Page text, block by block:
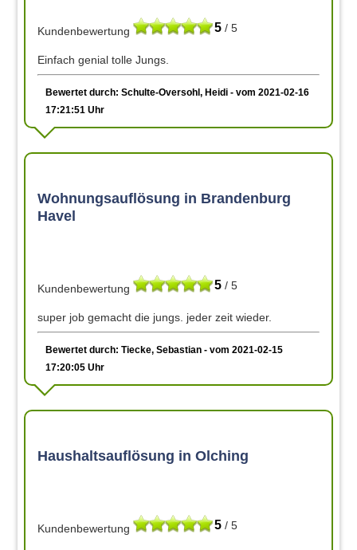
5 / 5
Kundenbewertung
Einfach genial tolle Jungs.
Bewertet durch: Schulte-Oversohl, Heidi - vom 2021-02-16
17:21:51 Uhr
Wohnungsauflösung in Brandenburg
Havel
5 / 5
Kundenbewertung
super job gemacht die jungs. jeder zeit wieder.
Bewertet durch: Tiecke, Sebastian - vom 2021-02-15
17:20:05 Uhr
Haushaltsauflösung in Olching
5 / 5
Kundenbewertung